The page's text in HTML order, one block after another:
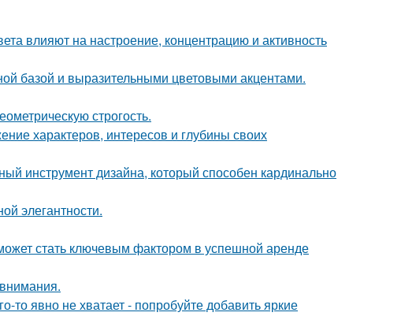
влияют на настроение, концентрацию и активность
базой и выразительными цветовыми акцентами.
строгость.
характеров, интересов и глубины своих
инструмент дизайна, который способен кардинально
элегантности.
стать ключевым фактором в успешной аренде
явно не хватает - попробуйте добавить яркие